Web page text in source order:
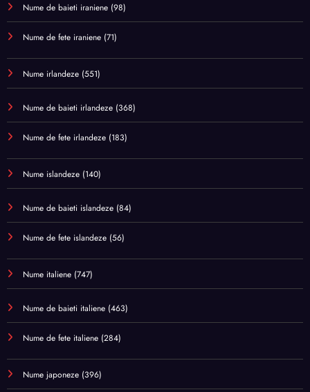
Nume de baieti iraniene (98)
Nume de fete iraniene (71)
Nume irlandeze (551)
Nume de baieti irlandeze (368)
Nume de fete irlandeze (183)
Nume islandeze (140)
Nume de baieti islandeze (84)
Nume de fete islandeze (56)
Nume italiene (747)
Nume de baieti italiene (463)
Nume de fete italiene (284)
Nume japoneze (396)